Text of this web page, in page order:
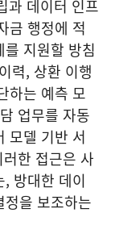
과 데이터 인프
금 행정에 적
지원할 방침
력, 상환 이행
하는 예측 모
업무를 자동
모델 기반 서
한 접근은 사
, 방대한 데이
을 보조하는